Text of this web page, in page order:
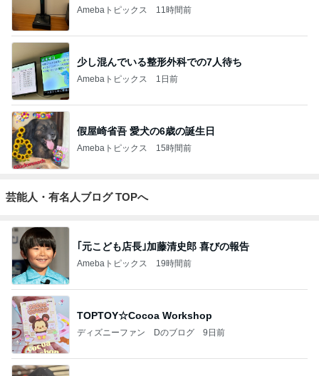
Amebaトピックス 11時間前
少し混んでいる整形外科での7人待ち
Amebaトピックス 1日前
假屋崎省吾 愛犬の6歳の誕生日
Amebaトピックス 15時間前
芸能人・有名人ブログ TOPへ
｢元こども店長｣加藤清史郎 喜びの報告
Amebaトピックス 19時間前
TOPTOY☆Cocoa Workshop
ディズニーファン Dのブログ 9日前